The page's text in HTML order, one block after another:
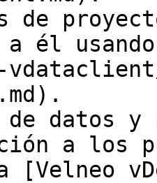
de
a él
de datos y
a los
[Velneo